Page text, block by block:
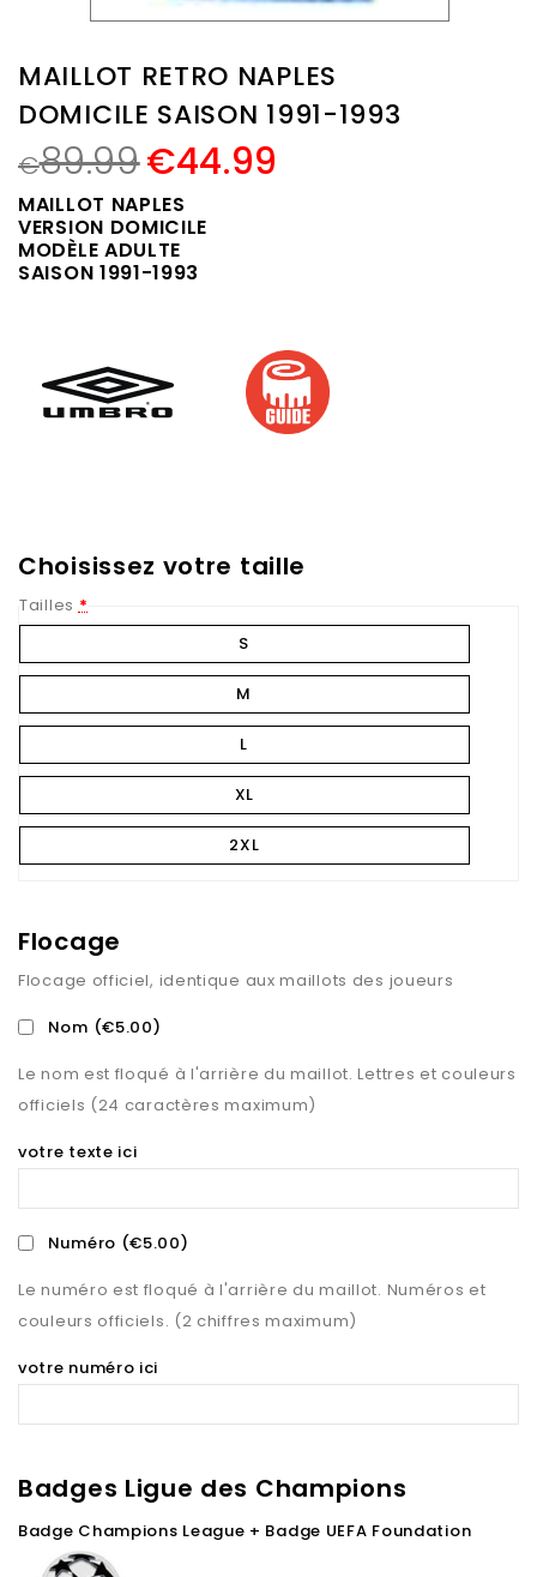
MAILLOT RETRO NAPLES
DOMICILE SAISON 1991-1993
€89.99€44.99
MAILLOT NAPLES
VERSION DOMICILE
MODÈLE ADULTE
SAISON 1991-1993
Choisissez votre taille
Tailles *
S
M
L
XL
2XL
Flocage
Flocage officiel, identique aux maillots des joueurs
Nom (€5.00)
Le nom est floqué à l'arrière du maillot. Lettres et couleurs
officiels (24 caractères maximum)
votre texte ici
Numéro (€5.00)
Le numéro est floqué à l'arrière du maillot. Numéros et
couleurs officiels. (2 chiffres maximum)
votre numéro ici
Badges Ligue des Champions
Badge Champions League + Badge UEFA Foundation